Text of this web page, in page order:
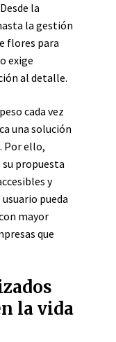
la
la gestión
flores para
exige
al detalle.
cada vez
una solución
Por ello,
propuesta
y
pueda
mayor
que
la vida